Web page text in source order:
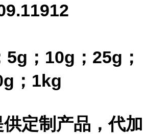
5g；10g；25g；
；1kg
定制产品，代加